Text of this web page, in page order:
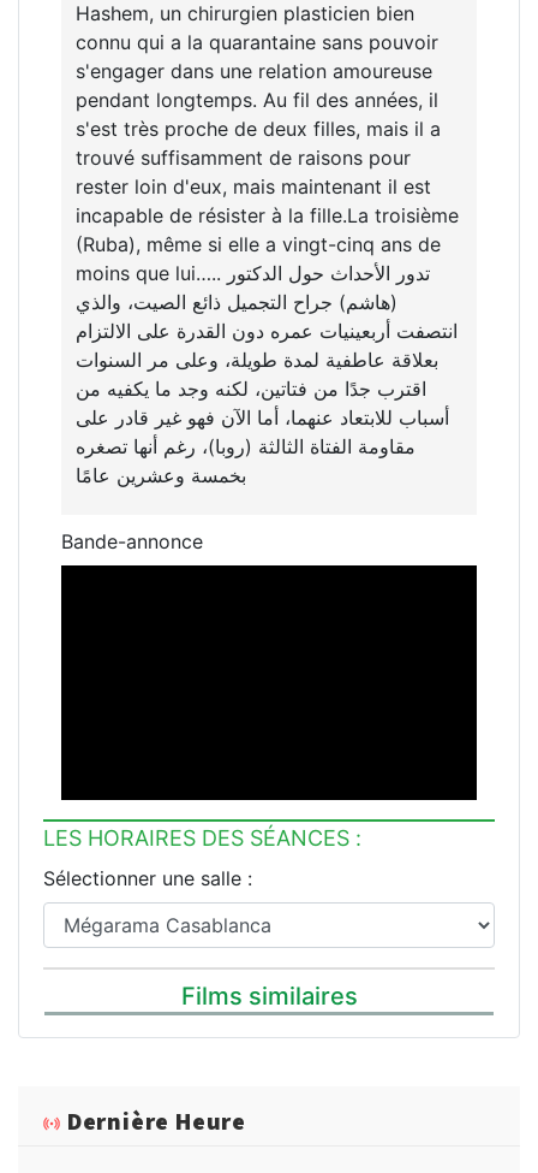
Hashem, un chirurgien plasticien bien
connu qui a la quarantaine sans pouvoir
s'engager dans une relation amoureuse
pendant longtemps. Au fil des années, il
s'est très proche de deux filles, mais il a
trouvé suffisamment de raisons pour
rester loin d'eux, mais maintenant il est
incapable de résister à la fille.La troisième
(Ruba), même si elle a vingt-cinq ans de
moins que lui….. تدور الأحداث حول الدكتور
(هاشم) جراح التجميل ذائع الصيت، والذي
انتصفت أربعينيات عمره دون القدرة على الالتزام
بعلاقة عاطفية لمدة طويلة، وعلى مر السنوات
اقترب جدًا من فتاتين، لكنه وجد ما يكفيه من
أسباب للابتعاد عنهما، أما الآن فهو غير قادر على
مقاومة الفتاة الثالثة (روبا)، رغم أنها تصغره
بخمسة وعشرين عامًا
Bande-annonce
LES HORAIRES DES SÉANCES :
Sélectionner une salle :
Films similaires
Dernière Heure